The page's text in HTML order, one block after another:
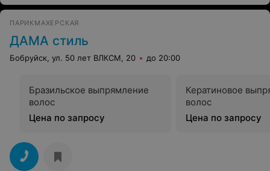
ПАРИКМАХЕРСКАЯ
ДАМА стиль
Бобруйск, ул. 50 лет ВЛКСМ, 20 до 20:00
Бразильское выпрямление
волос
Цена по запросу
Кератиновое
волос
Цена по запросу